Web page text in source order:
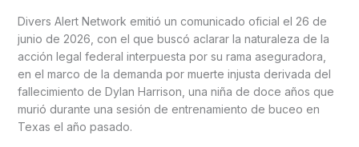
Divers Alert Network emitió un comunicado oficial el 26 de
junio de 2026, con el que buscó aclarar la naturaleza de la
acción legal federal interpuesta por su rama aseguradora,
en el marco de la demanda por muerte injusta derivada del
fallecimiento de Dylan Harrison, una niña de doce años que
murió durante una sesión de entrenamiento de buceo en
Texas el año pasado.